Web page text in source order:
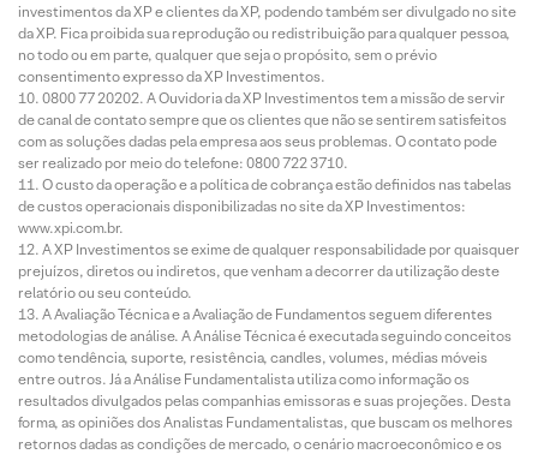
investimentos da XP e clientes da XP, podendo também ser divulgado no site
da XP. Fica proibida sua reprodução ou redistribuição para qualquer pessoa,
no todo ou em parte, qualquer que seja o propósito, sem o prévio
consentimento expresso da XP Investimentos.
0800 77 20202. A Ouvidoria da XP Investimentos tem a missão de servir
de canal de contato sempre que os clientes que não se sentirem satisfeitos
com as soluções dadas pela empresa aos seus problemas. O contato pode
ser realizado por meio do telefone: 0800 722 3710.
O custo da operação e a política de cobrança estão definidos nas tabelas
de custos operacionais disponibilizadas no site da XP Investimentos:
www.xpi.com.br.
A XP Investimentos se exime de qualquer responsabilidade por quaisquer
prejuízos, diretos ou indiretos, que venham a decorrer da utilização deste
relatório ou seu conteúdo.
A Avaliação Técnica e a Avaliação de Fundamentos seguem diferentes
metodologias de análise. A Análise Técnica é executada seguindo conceitos
como tendência, suporte, resistência, candles, volumes, médias móveis
entre outros. Já a Análise Fundamentalista utiliza como informação os
resultados divulgados pelas companhias emissoras e suas projeções. Desta
forma, as opiniões dos Analistas Fundamentalistas, que buscam os melhores
retornos dadas as condições de mercado, o cenário macroeconômico e os